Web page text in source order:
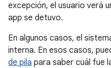
excepción, el usuario verá
app se detuvo.
En algunos casos, el
interna. En esos casos,
de pila para saber cuál fue